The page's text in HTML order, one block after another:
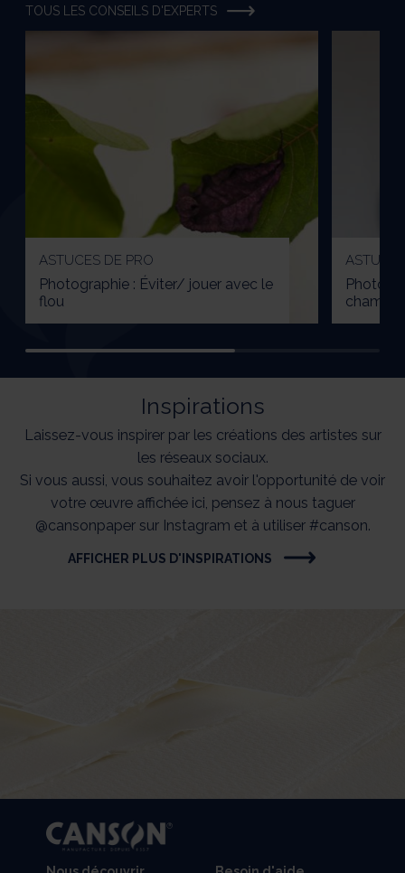
TOUS LES CONSEILS D'EXPERTS
ASTUCES DE PRO
Photographie : Éviter/ jouer avec le
flou
champ
Inspirations
Laissez-vous inspirer par les créations des artistes sur
les réseaux sociaux.
Si vous aussi, vous souhaitez avoir l'opportunité de voir
votre œuvre affichée ici, pensez à nous taguer
@cansonpaper sur Instagram et à utiliser #canson.
AFFICHER PLUS D'INSPIRATIONS